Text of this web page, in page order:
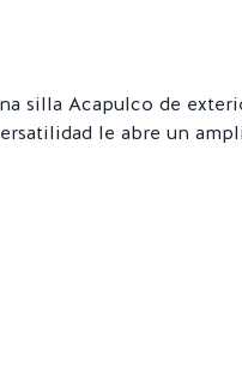
silla Acapulco de
le abre un